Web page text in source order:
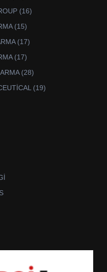
1616
1515
1717
1717
2828
1919